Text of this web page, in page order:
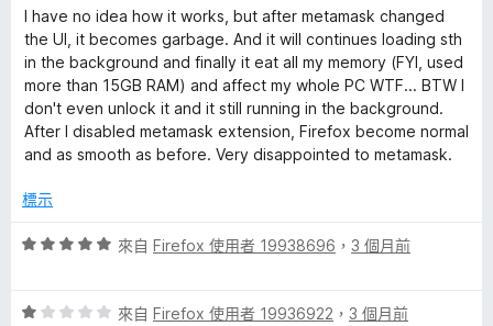
價
1
分
，
滿
分
5
I have no idea how it works, but after metamask changed
the UI, it becomes garbage. And it will continues loading sth
in the background and finally it eat all my memory (FYI, used
more than 15GB RAM) and affect my whole PC WTF... BTW I
don't even unlock it and it still running in the background.
After I disabled metamask extension, Firefox become normal
and as smooth as before. Very disappointed to metamask.
標示
評
分
來自 Firefox 使用者 19938696 ， 3 個月前
評
來自 Firefox 使用者 19936922 ， 3 個月前